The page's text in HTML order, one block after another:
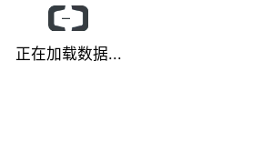
正在加载数据...